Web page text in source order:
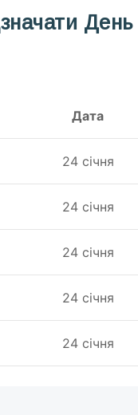
День
Дата
24 січня
24 січня
24 січня
24 січня
24 січня